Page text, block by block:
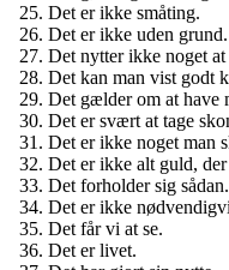
Det er ikke småting.
Det er ikke uden grund.
Det nytter ikke noget
Det kan man vist godt
Det gælder om at have
Det er svært at tage
Det er ikke noget man
Det er ikke alt guld,
Det forholder sig sådan.
Det er ikke
Det får vi at se.
Det er livet.